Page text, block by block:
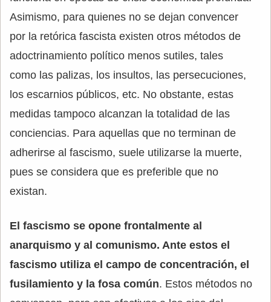
Asimismo, para quienes no se dejan convencer
por la retórica fascista existen otros métodos de
adoctrinamiento político menos sutiles, tales
como las palizas, los insultos, las persecuciones,
los escarnios públicos, etc. No obstante, estas
medidas tampoco alcanzan la totalidad de las
conciencias. Para aquellas que no terminan de
adherirse al fascismo, suele utilizarse la muerte,
pues se considera que es preferible que no
existan.
El fascismo se opone frontalmente al
anarquismo y al comunismo. Ante estos el
fascismo utiliza el campo de concentración, el
fusilamiento y la fosa común. Estos métodos no